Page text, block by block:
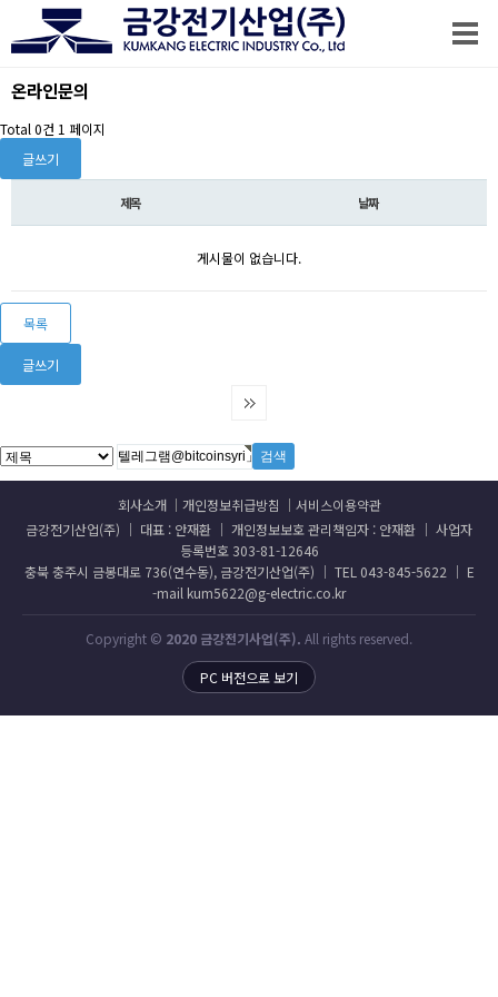
온라인문의
Total 0건 1 페이지
글쓰기
제목 날짜
게시물이 없습니다.
목록
글쓰기
회사소개 개인정보취급방침
서비스이용약관
금강전기산업(주) │ 대표 : 안재환 │ 개인정보보호 관리책임자 : 안재환 │ 사업자
등록번호 303-81-12646
충북 충주시 금봉대로 736(연수동), 금강전기산업(주) │ TEL 043-845-5622 │ E
-mail kum5622@g-electric.co.kr
Copyright © 2020 금강전기사업(주). All rights reserved.
PC 버전으로 보기